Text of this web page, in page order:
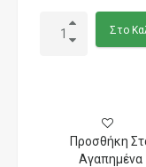
Στο
Προσθήκη
Αγαπημένα